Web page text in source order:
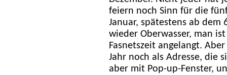
feiern noch Sinn für die
Januar, spätestens ab
wieder Oberwasser, man
Fasnetszeit angelangt.
Jahr noch als Adresse, die
aber mit Pop-up-Fenster,